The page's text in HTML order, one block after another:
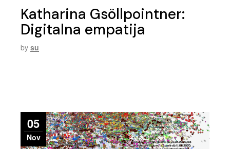
Katharina Gsöllpointner:
Digitalna empatija
by su
05
Nov